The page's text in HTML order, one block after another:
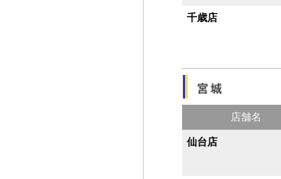
千歳店
店舗名
仙台店